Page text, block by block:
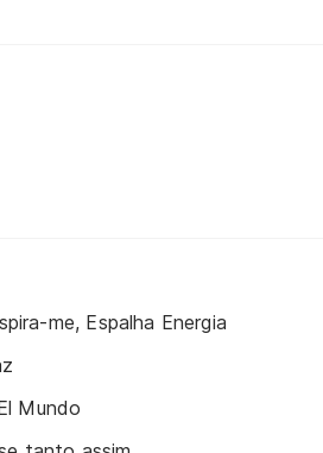
me, Espalha Energia
Mundo